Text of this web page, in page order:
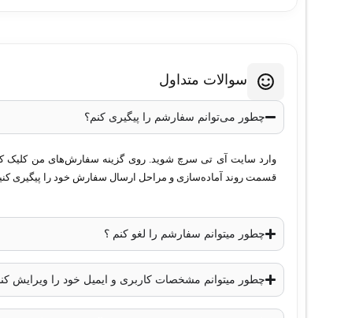
سوالات متداول
چطور می‌توانم سفارشم را پیگیری کنم؟
وارد سایت آی تی سرچ شوید. روی گزینه سفارش‌های من کلیک
قسمت روند آماده‌سازی و مراحل ارسال سفارش خود را پیگیری
چطور میتوانم سفارشم را لغو کنم ؟
چطور میتوانم مشخصات کاربری و ایمیل خود را ویرایش